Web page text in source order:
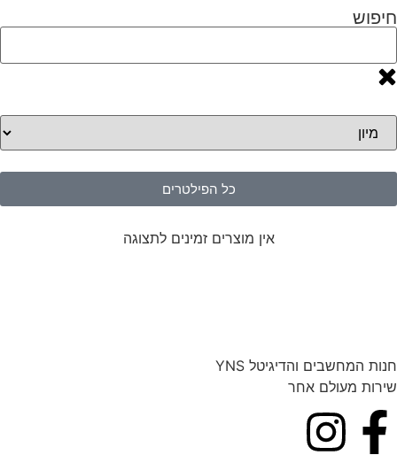
חיפוש
כל הפילטרים
אין מוצרים זמינים לתצוגה
חנות המחשבים והדיגיטל YNS
שירות מעולם אחר